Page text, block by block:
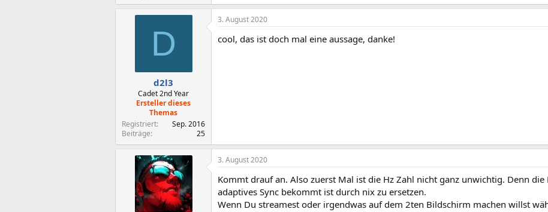
D
d2l3
Cadet 2nd Year
Ersteller dieses
Themas
Registriert
Sep. 2016
Beiträge
25
3. August 2020
cool, das ist doch mal eine aussage, danke!
3. August 2020
Kommt drauf an. Also zuerst Mal ist die Hz Zahl nicht ganz unwichtig. Denn
adaptives Sync bekommt ist durch nix zu ersetzen.
Wenn Du streamest oder irgendwas auf dem 2ten Bildschirm machen willst